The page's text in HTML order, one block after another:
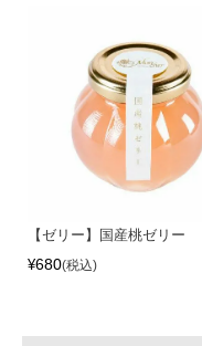
【ゼリー】国産桃ゼリー
¥680 税込